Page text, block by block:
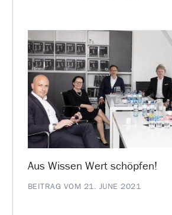
Aus Wissen Wert schöpfen!
BEITRAG VOM 21. JUNE 2021